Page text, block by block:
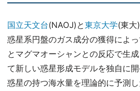
国立天文台(NAOJ)と東京大学(東大
惑星系円盤のガス成分の獲得によ
とマグマオーシャンとの反応で生
て新しい惑星形成モデルを独自に
惑星の持つ海水量を理論的に予測